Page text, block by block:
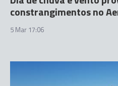
constrangimentos no
5 Mar 17:06